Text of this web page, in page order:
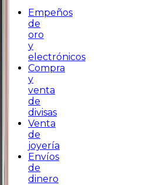
Empeños
de
oro
y
electrónicos
Compra
y
venta
de
divisas
Venta
de
joyería
Envíos
de
dinero